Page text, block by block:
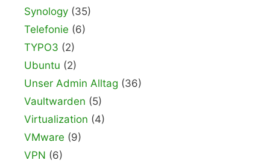
Synology (35)
Telefonie (6)
TYPO3 (2)
Ubuntu (2)
Unser Admin Alltag (36)
Vaultwarden (5)
Virtualization (4)
VMware (9)
VPN (6)